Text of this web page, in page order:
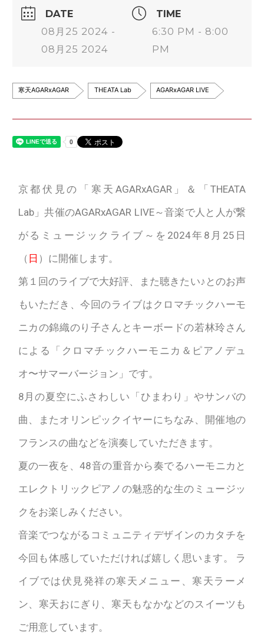
DATE
08月25 2024 -
08月25 2024
TIME
6:30 PM - 8:00
PM
寒天AGARxAGAR THEATA Lab AGARxAGAR LIVE
京都伏見の「寒天AGARxAGAR」＆「THEATA
Lab」共催のAGARxAGAR LIVE～音楽で人と人が繋
がるミュージックライブ～を2024年8月25日
（ 日 ）に開催します。
第１回のライブで大好評、また聴きたい♪とのお声
もいただき、今回のライブはクロマチックハーモ
ニカの錦織のり子さんとキーボードの若林玲さん
による「クロマチックハーモニカ＆ピアノデュ
オ〜サマーバージョン」です。
8月の夏空にふさわしい「ひまわり」やサンバの
曲、またオリンピックイヤーにちなみ、開催地の
フランスの曲などを演奏していただきます。
夏の一夜を、48音の重音から奏でるハーモニカと
エレクトリックピアノの魅惑的な生のミュージッ
クをお楽しみください。
音楽でつながるコミュニティデザインのカタチを
今回も体感していただければ嬉しく思います。 ラ
イブでは伏見発祥の寒天メニュー、寒天ラーメ
ン、寒天おにぎり、寒天もなかなどのスイーツも
ご用意しています。